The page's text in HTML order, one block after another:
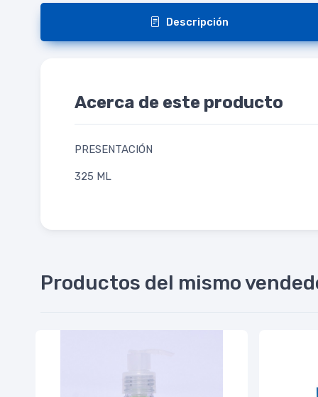
Descripción
Acerca de este producto
PRESENTACIÓN
325 ML
Productos del mismo